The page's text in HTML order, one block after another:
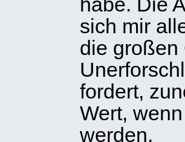
habe. Die
sich mir
die großen
fordert,
Wert,
werden.